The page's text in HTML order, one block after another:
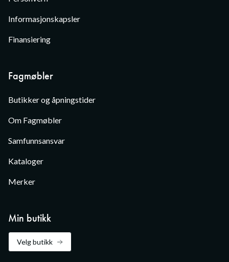
Informasjonskapsler
Finansiering
Fagmøbler
Butikker og åpningstider
Om Fagmøbler
Samfunnsansvar
Kataloger
Merker
Min butikk
Velg butikk